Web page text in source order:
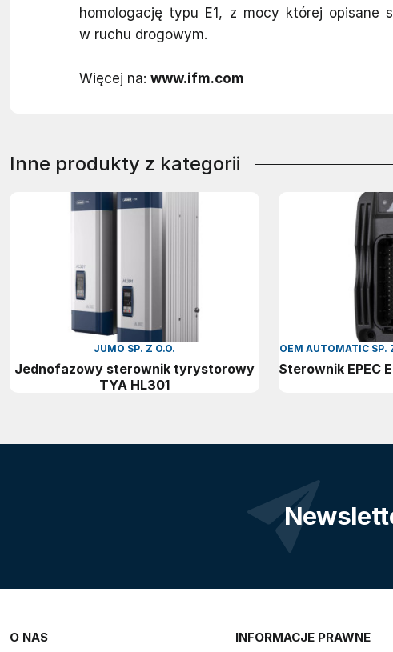
homologację typu E1, z mocy której opisane
w ruchu drogowym.
Więcej na: www.ifm.com
Inne produkty z kategorii
JUMO SP. Z O.O.
Jednofazowy sterownik tyrystorowy
TYA HL301
OEM AUTOMATIC SP.
Sterownik EPEC
O NAS INFORMACJE PRAWNE